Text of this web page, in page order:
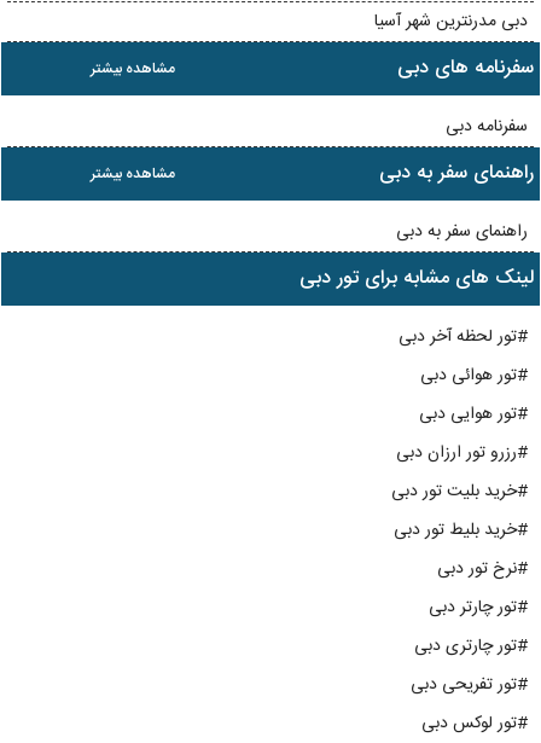
دبی مدرنترین شهر آسیا
مشاهده بیشتر سفرنامه های دبی
سفرنامه دبی
مشاهده بیشتر راهنمای سفر به دبی
راهنمای سفر به دبی
لینک های مشابه برای تور دبی
#تور لحظه آخر دبی
#تور هوائی دبی
#تور هوایی دبی
#رزرو تور ارزان دبی
#خرید بلیت تور دبی
#خرید بلیط تور دبی
#نرخ تور دبی
#تور چارتر دبی
#تور چارتری دبی
#تور تفریحی دبی
#تور لوکس دبی